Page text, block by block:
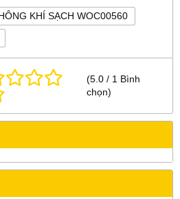
KHÍ SẠCH WOC00560
(5.0 / 1 Bình
chọn)